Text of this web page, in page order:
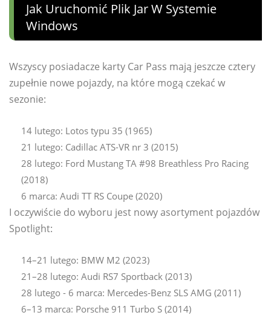
Jak Uruchomić Plik Jar W Systemie
Windows
Wszyscy posiadacze karty Car Pass mają jeszcze cztery
zupełnie nowe pojazdy, na które mogą czekać w
sezonie:
14 lutego: Lotos typu 35 (1965)
21 lutego: Cadillac ATS-VR nr 3 (2015)
28 lutego: Ford Mustang TA #98 Breathless Pro Racing
(2018)
6 marca: Audi TT RS Coupe (2020)
I oczywiście do wyboru jest nowy asortyment pojazdów
Spotlight:
14–21 lutego: BMW M2 (2023)
21–28 lutego: Audi RS7 Sportback (2013)
28 lutego - 6 marca: Mercedes-Benz SLS AMG (2011)
6–13 marca: Porsche 911 Turbo S (2014)